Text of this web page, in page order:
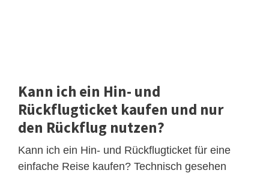
Kann ich ein Hin- und
Rückflugticket kaufen und nur
den Rückflug nutzen?
Kann ich ein Hin- und Rückflugticket für eine
einfache Reise kaufen? Technisch gesehen